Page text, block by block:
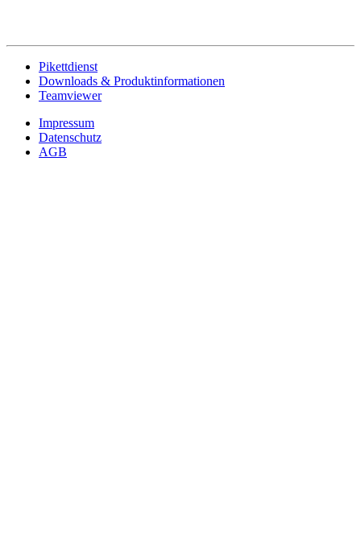
Pikettdienst
Downloads & Produktinformationen
Teamviewer
Impressum
Datenschutz
AGB